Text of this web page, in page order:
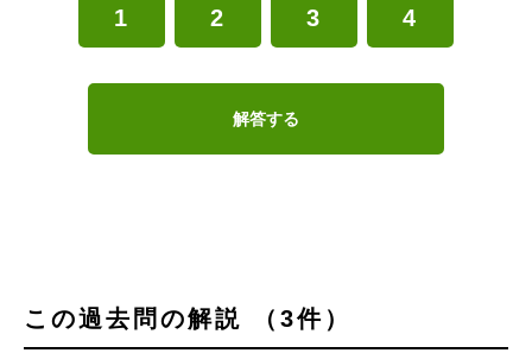
1 2 3 4
解答する
この過去問の解説 （3件）